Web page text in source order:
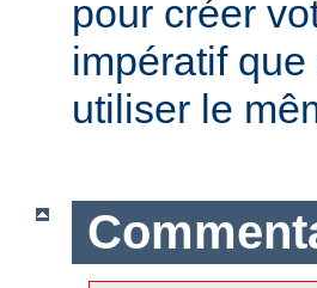
pour créer
impératif
utiliser le